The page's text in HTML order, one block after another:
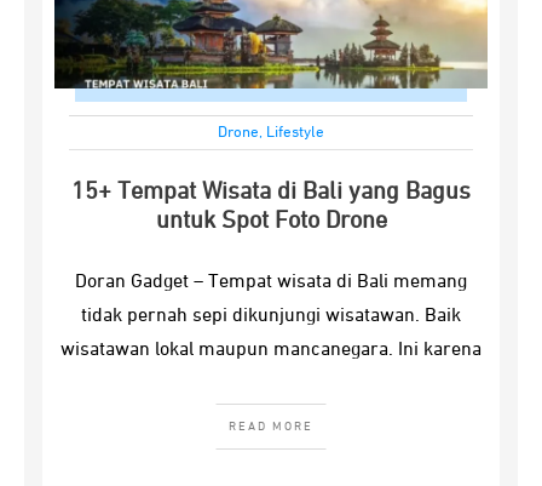
Drone, Lifestyle
15+ Tempat Wisata di Bali yang Bagus
untuk Spot Foto Drone
Doran Gadget – Tempat wisata di Bali memang
tidak pernah sepi dikunjungi wisatawan. Baik
wisatawan lokal maupun mancanegara. Ini karena
READ MORE